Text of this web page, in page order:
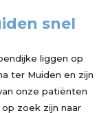
snel
liggen op
ter Muiden en zijn
onze patiënten
zoek zijn naar